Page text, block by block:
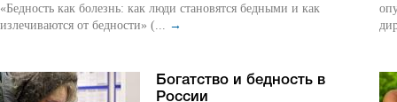
«Бедность как болезнь: как люди становятся бедными и как
излечиваются от бедности» (... →
Богатство и бедность в
России